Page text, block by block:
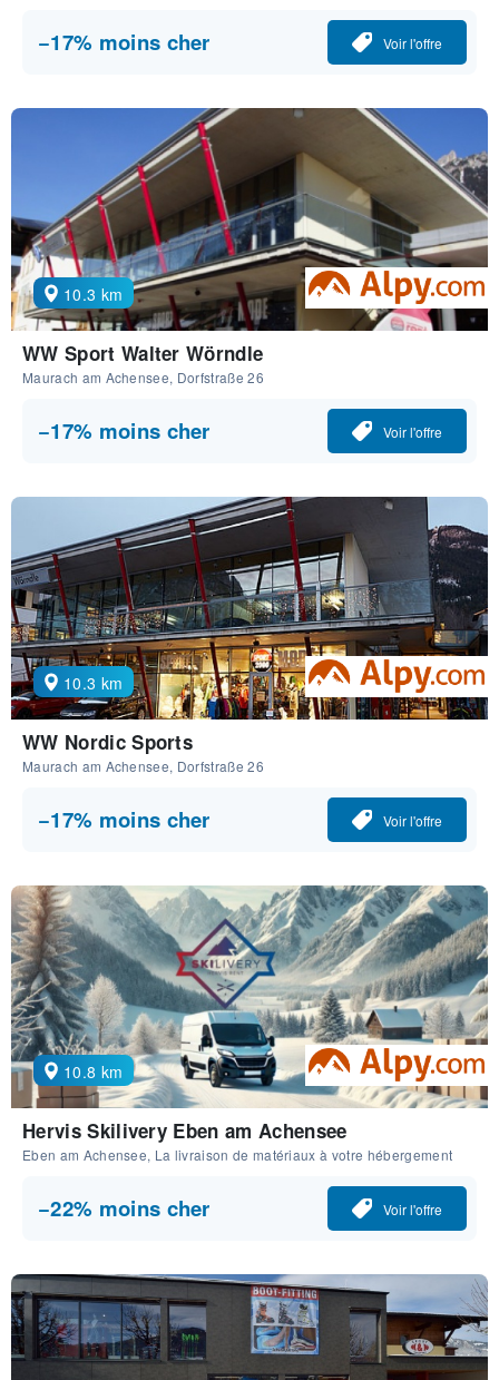
−17% moins cher Voir l'offre
10.3 km
WW Sport Walter Wörndle
Maurach am Achensee, Dorfstraße 26
−17% moins cher Voir l'offre
10.3 km
WW Nordic Sports
Maurach am Achensee, Dorfstraße 26
−17% moins cher Voir l'offre
10.8 km
Hervis Skilivery Eben am Achensee
Eben am Achensee, La livraison de matériaux à votre hébergement
−22% moins cher Voir l'offre